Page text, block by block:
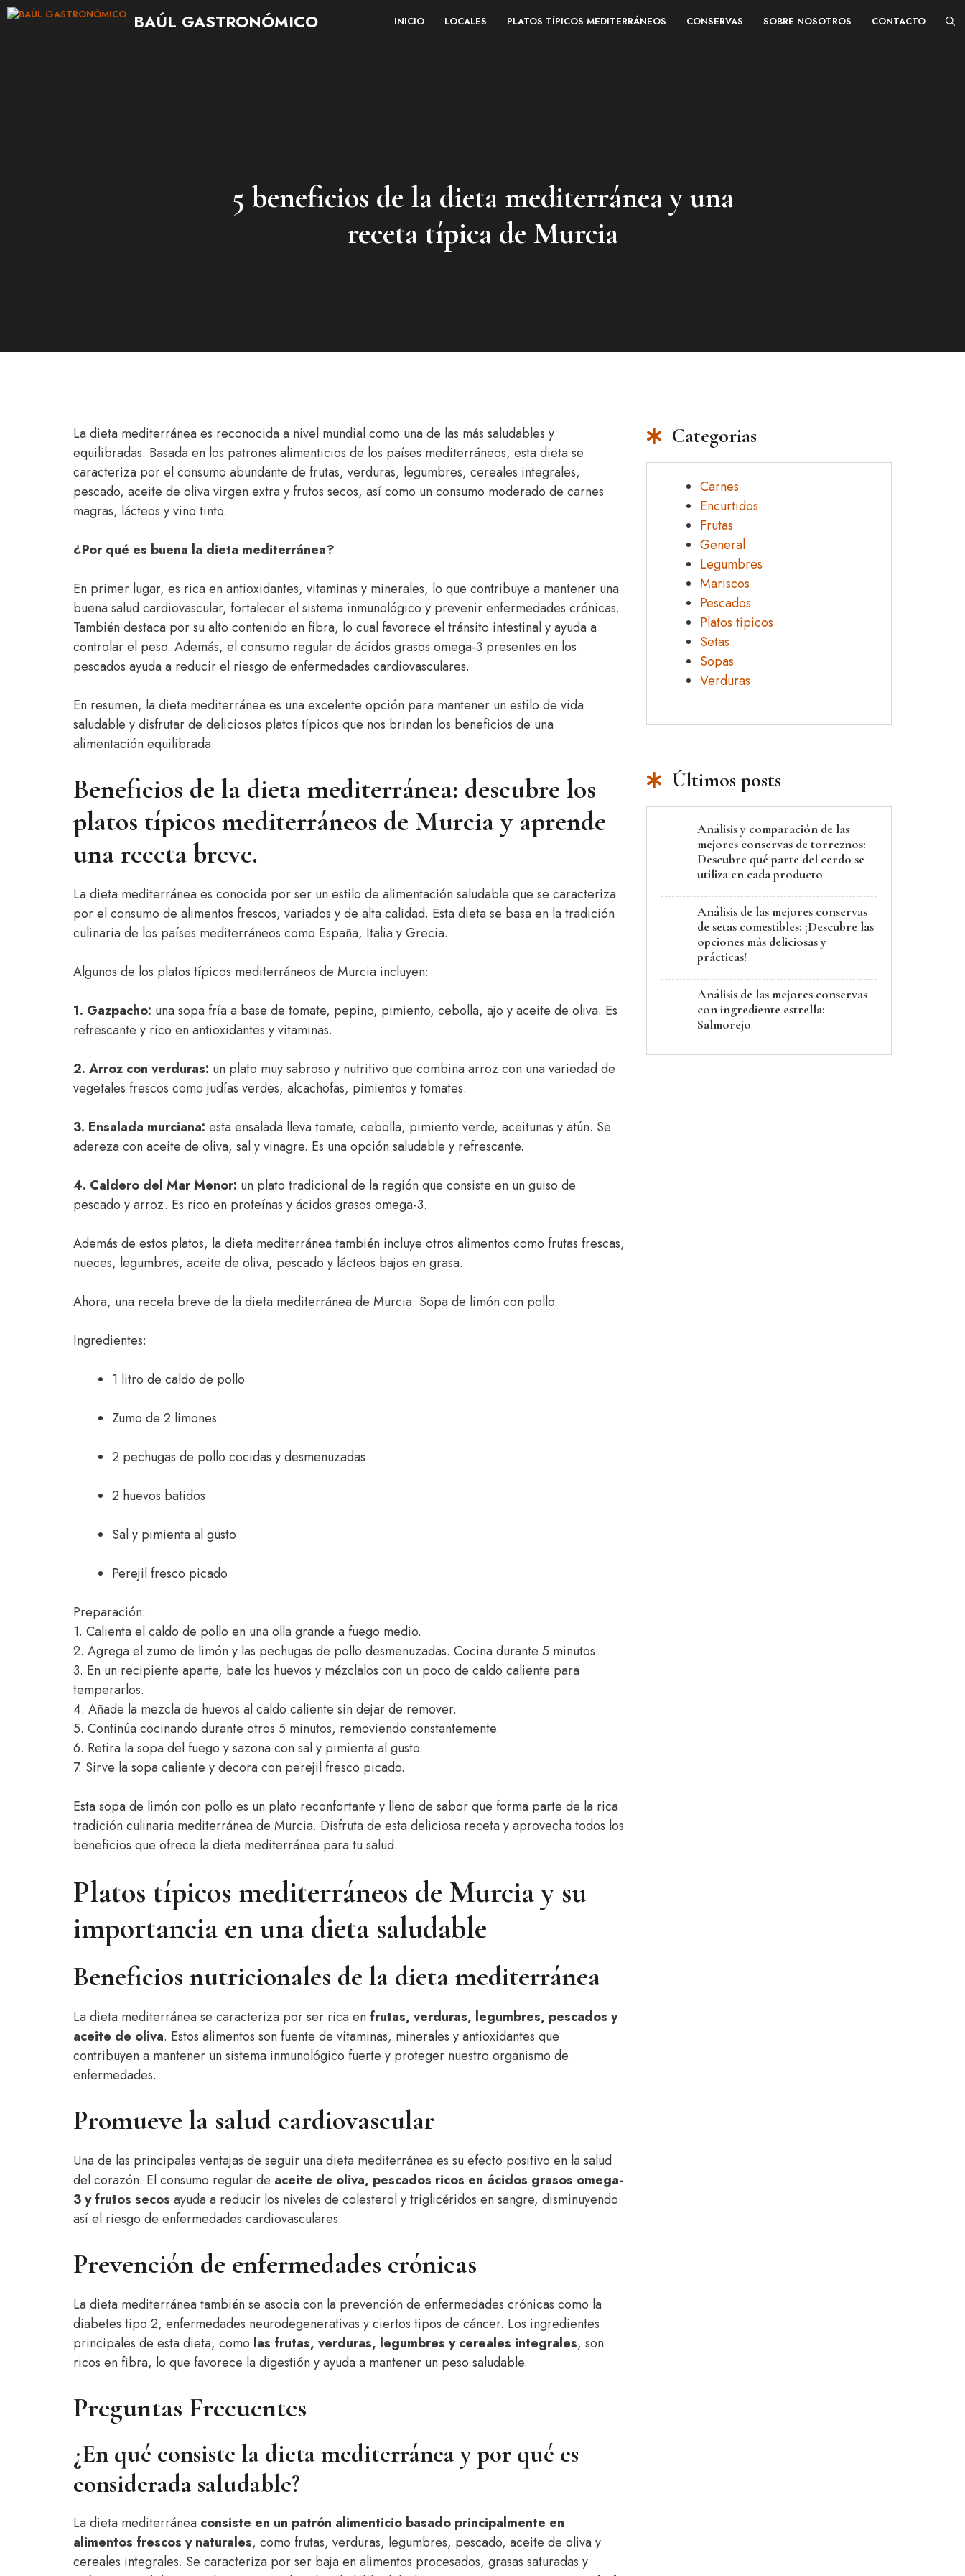
Saltar
BAÚL GASTRONÓMICO INICIO LOCALES PLATOS TÍPICOS MEDITERRÁNEOS CONSERVAS SOBRE NOSOTROS CONTACTO
5 beneficios de la dieta mediterránea y una
receta típica de Murcia
La dieta mediterránea es reconocida a nivel mundial como una de las más saludables y
equilibradas. Basada en los patrones alimenticios de los países mediterráneos, esta dieta se
caracteriza por el consumo abundante de frutas, verduras, legumbres, cereales integrales,
pescado, aceite de oliva virgen extra y frutos secos, así como un consumo moderado de carnes
magras, lácteos y vino tinto.
¿Por qué es buena la dieta mediterránea?
En primer lugar, es rica en antioxidantes, vitaminas y minerales, lo que contribuye a mantener una
buena salud cardiovascular, fortalecer el sistema inmunológico y prevenir enfermedades crónicas.
También destaca por su alto contenido en fibra, lo cual favorece el tránsito intestinal y ayuda a
controlar el peso. Además, el consumo regular de ácidos grasos omega-3 presentes en los
pescados ayuda a reducir el riesgo de enfermedades cardiovasculares.
En resumen, la dieta mediterránea es una excelente opción para mantener un estilo de vida
saludable y disfrutar de deliciosos platos típicos que nos brindan los beneficios de una
alimentación equilibrada.
Beneficios de la dieta mediterránea: descubre los
platos típicos mediterráneos de Murcia y aprende
una receta breve.
La dieta mediterránea es conocida por ser un estilo de alimentación saludable que se caracteriza
por el consumo de alimentos frescos, variados y de alta calidad. Esta dieta se basa en la tradición
culinaria de los países mediterráneos como España, Italia y Grecia.
Algunos de los platos típicos mediterráneos de Murcia incluyen:
1. Gazpacho: una sopa fría a base de tomate, pepino, pimiento, cebolla, ajo y aceite de oliva. Es
refrescante y rico en antioxidantes y vitaminas.
2. Arroz con verduras: un plato muy sabroso y nutritivo que combina arroz con una variedad de
vegetales frescos como judías verdes, alcachofas, pimientos y tomates.
3. Ensalada murciana: esta ensalada lleva tomate, cebolla, pimiento verde, aceitunas y atún. Se
adereza con aceite de oliva, sal y vinagre. Es una opción saludable y refrescante.
4. Caldero del Mar Menor: un plato tradicional de la región que consiste en un guiso de
pescado y arroz. Es rico en proteínas y ácidos grasos omega-3.
Además de estos platos, la dieta mediterránea también incluye otros alimentos como frutas frescas,
nueces, legumbres, aceite de oliva, pescado y lácteos bajos en grasa.
Ahora, una receta breve de la dieta mediterránea de Murcia: Sopa de limón con pollo.
Ingredientes:
1 litro de caldo de pollo
Zumo de 2 limones
2 pechugas de pollo cocidas y desmenuzadas
2 huevos batidos
Sal y pimienta al gusto
Perejil fresco picado
Preparación:
1. Calienta el caldo de pollo en una olla grande a fuego medio.
2. Agrega el zumo de limón y las pechugas de pollo desmenuzadas. Cocina durante 5 minutos.
3. En un recipiente aparte, bate los huevos y mézclalos con un poco de caldo caliente para
temperarlos.
4. Añade la mezcla de huevos al caldo caliente sin dejar de remover.
5. Continúa cocinando durante otros 5 minutos, removiendo constantemente.
6. Retira la sopa del fuego y sazona con sal y pimienta al gusto.
7. Sirve la sopa caliente y decora con perejil fresco picado.
Esta sopa de limón con pollo es un plato reconfortante y lleno de sabor que forma parte de la rica
tradición culinaria mediterránea de Murcia. Disfruta de esta deliciosa receta y aprovecha todos los
beneficios que ofrece la dieta mediterránea para tu salud.
Platos típicos mediterráneos de Murcia y su
importancia en una dieta saludable
Beneficios nutricionales de la dieta mediterránea
La dieta mediterránea se caracteriza por ser rica en frutas, verduras, legumbres, pescados y
aceite de oliva. Estos alimentos son fuente de vitaminas, minerales y antioxidantes que
contribuyen a mantener un sistema inmunológico fuerte y proteger nuestro organismo de
enfermedades.
Promueve la salud cardiovascular
Una de las principales ventajas de seguir una dieta mediterránea es su efecto positivo en la salud
del corazón. El consumo regular de aceite de oliva, pescados ricos en ácidos grasos omega-
3 y frutos secos ayuda a reducir los niveles de colesterol y triglicéridos en sangre, disminuyendo
así el riesgo de enfermedades cardiovasculares.
Prevención de enfermedades crónicas
La dieta mediterránea también se asocia con la prevención de enfermedades crónicas como la
diabetes tipo 2, enfermedades neurodegenerativas y ciertos tipos de cáncer. Los ingredientes
principales de esta dieta, como las frutas, verduras, legumbres y cereales integrales, son
ricos en fibra, lo que favorece la digestión y ayuda a mantener un peso saludable.
Preguntas Frecuentes
¿En qué consiste la dieta mediterránea y por qué es
considerada saludable?
La dieta mediterránea consiste en un patrón alimenticio basado principalmente en
alimentos frescos y naturales, como frutas, verduras, legumbres, pescado, aceite de oliva y
cereales integrales. Se caracteriza por ser baja en alimentos procesados, grasas saturadas y
Categorias
Carnes
Encurtidos
Frutas
General
Legumbres
Mariscos
Pescados
Platos típicos
Setas
Sopas
Verduras
Últimos posts
Análisis y comparación de las
mejores conservas de torreznos:
Descubre qué parte del cerdo se
utiliza en cada producto
Análisis de las mejores conservas
de setas comestibles: ¡Descubre las
opciones más deliciosas y
prácticas!
Análisis de las mejores conservas
con ingrediente estrella:
Salmorejo